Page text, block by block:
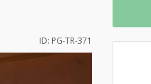
ID: PG-TR-371